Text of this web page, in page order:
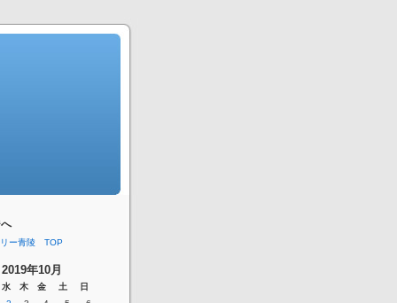
リー青陵 TOP
2019年10月
水 木 金 土 日